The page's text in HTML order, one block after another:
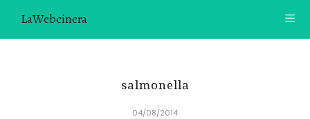
LaWebcinera
salmonella
04/08/2014